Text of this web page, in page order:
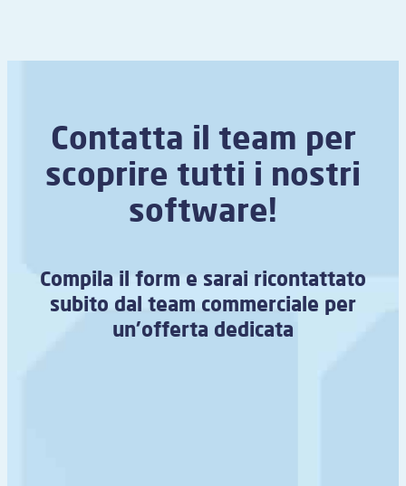
Contatta il team per
scoprire tutti i nostri
software!
Compila il form e sarai ricontattato
subito dal team commerciale per
un’offerta dedicata